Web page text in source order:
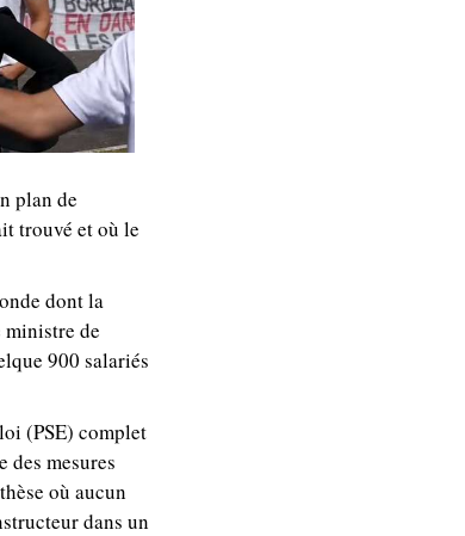
plan de
trouvé et où le
dont la
de
900 salariés
(PSE) complet
mesures
où aucun
dans un